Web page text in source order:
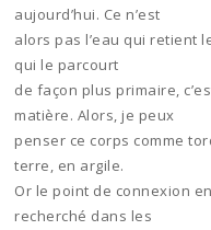
aujourd’hui. Ce n’est
alors pas l’eau qui retient
qui le parcourt
de façon plus primaire,
matière. Alors, je peux
penser ce corps comme
terre, en argile.
Or le point de connexion
recherché dans les